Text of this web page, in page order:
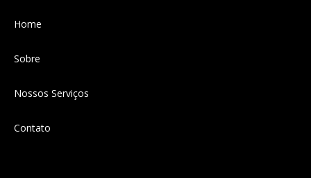
Home
Sobre
Nossos Serviços
Contato